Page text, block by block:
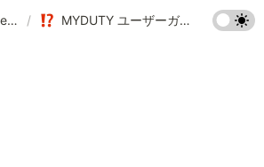
MYDUTY Help Center / MYDUTY ユーザーガイド